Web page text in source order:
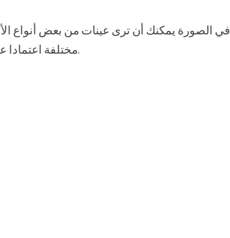
في الصورة يمكنك أن ترى عينات من بعض أنواع
مختلفة اعتمادا على نوع، المواد، التجهيزات المستخدمة وعوامل أخرى.